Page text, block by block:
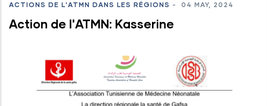
ACTIONS DE L'ATMN DANS LES RÉGIONS - 04 MAY, 2024
Action de l'ATMN: Kasserine